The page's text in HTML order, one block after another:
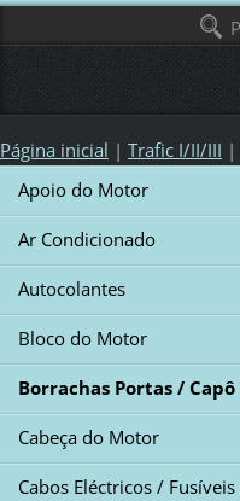
Página inicial | Trafic I/II/III |
Apoio do Motor
Ar Condicionado
Autocolantes
Bloco do Motor
Borrachas Portas / Capô
Cabeça do Motor
Cabos Eléctricos / Fusíveis